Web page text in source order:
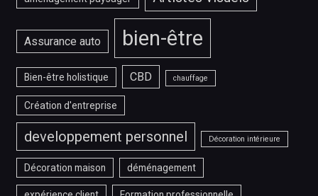
Assurance auto bien-être
Bien-être holistique CBD chauffage
Création d'entreprise
developpement personnel Décoration intérieure
Décoration maison déménagement